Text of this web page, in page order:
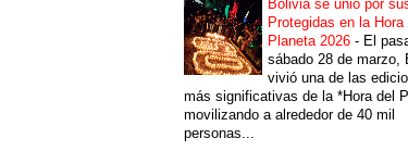
Bolivia se unió por
Protegidas en la Hora
Planeta 2026 - El
sábado 28 de marzo,
vivió una de las
más significativas de la *Hora del
movilizando a alrededor de 40 mil
personas...